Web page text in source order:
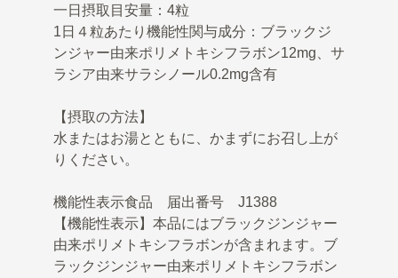
一日摂取目安量：4粒
1日４粒あたり機能性関与成分：ブラックジ
ンジャー由来ポリメトキシフラボン12mg、サ
ラシア由来サラシノール0.2mg含有
【摂取の方法】
水またはお湯とともに、かまずにお召し上が
りください。
機能性表示食品 届出番号 J1388
【機能性表示】本品にはブラックジンジャー
由来ポリメトキシフラボンが含まれます。ブ
ラックジンジャー由来ポリメトキシフラボン